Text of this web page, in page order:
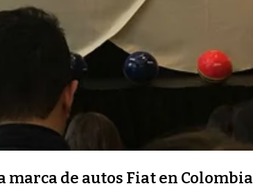
de autos Fiat en Colombia